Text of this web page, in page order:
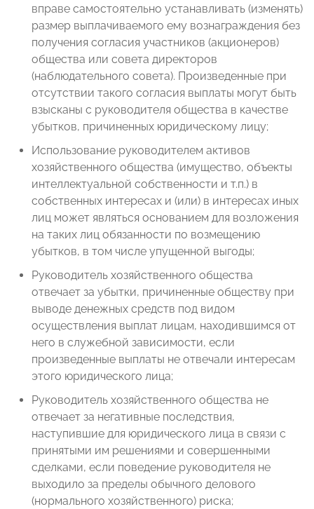
вправе самостоятельно устанавливать (изменять)
размер выплачиваемого ему вознаграждения без
получения согласия участников (акционеров)
общества или совета директоров
(наблюдательного совета). Произведенные при
отсутствии такого согласия выплаты могут быть
взысканы с руководителя общества в качестве
убытков, причиненных юридическому лицу;
Использование руководителем активов
хозяйственного общества (имущество, объекты
интеллектуальной собственности и т.п.) в
собственных интересах и (или) в интересах иных
лиц может являться основанием для возложения
на таких лиц обязанности по возмещению
убытков, в том числе упущенной выгоды;
Руководитель хозяйственного общества
отвечает за убытки, причиненные обществу при
выводе денежных средств под видом
осуществления выплат лицам, находившимся от
него в служебной зависимости, если
произведенные выплаты не отвечали интересам
этого юридического лица;
Руководитель хозяйственного общества не
отвечает за негативные последствия,
наступившие для юридического лица в связи с
принятыми им решениями и совершенными
сделками, если поведение руководителя не
выходило за пределы обычного делового
(нормального хозяйственного) риска;